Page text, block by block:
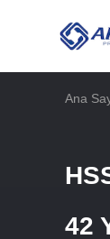
Ana
42